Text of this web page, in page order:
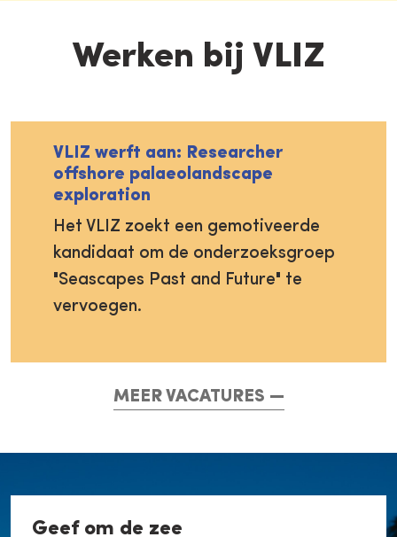
Werken bij VLIZ
VLIZ werft aan: Researcher
offshore palaeolandscape
exploration
Het VLIZ zoekt een gemotiveerde
kandidaat om de onderzoeksgroep
"Seascapes Past and Future" te
vervoegen.
MEER VACATURES
Geef om de zee